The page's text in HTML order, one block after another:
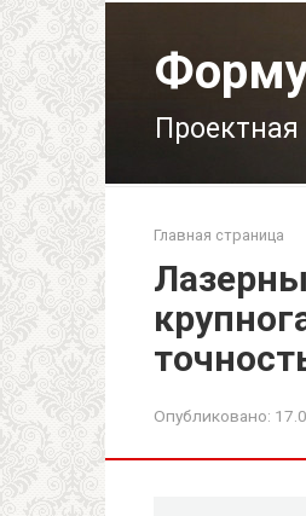
Главная страница
Опубликовано: